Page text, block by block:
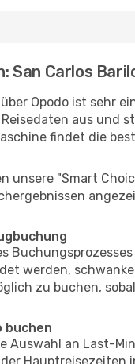
San Carlos
Opodo ist sehr
aus und
findet die
unsere "Smart
werden,
zu buchen,
buchen
Auswahl an Last-